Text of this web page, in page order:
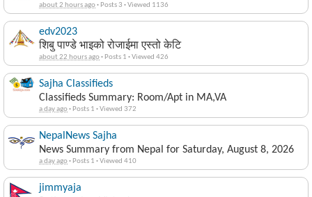
about 2 hours ago· Posts 3 ·Viewed 1136
edv2023
शिबु पाण्डे भाइको रोजाईमा एस्तो केटि
about 22 hours ago· Posts 1 ·Viewed 426
Sajha Classifieds
Classifieds Summary: Room/Apt in MA,VA
a day ago· Posts 1 ·Viewed 372
NepalNews Sajha
News Summary from Nepal for Saturday, August 8, 2026
a day ago· Posts 1 ·Viewed 410
jimmyaja